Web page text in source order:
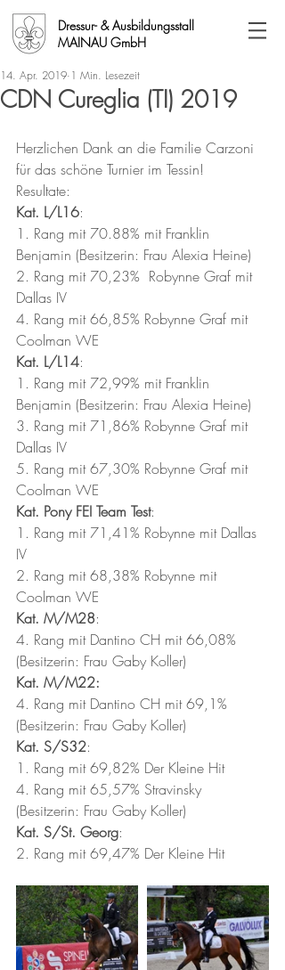
Dressur- & Ausbildungsstall
MAINAU GmbH
CDN Cureglia (TI) 2019
14. Apr. 2019 1 Min. Lesezeit
Herzlichen Dank an die Familie Carzoni
für das schöne Turnier im Tessin!
Resultate:
Kat. L/L16:
1. Rang mit 70.88% mit Franklin
Benjamin (Besitzerin: Frau Alexia Heine)
2. Rang mit 70,23%  Robynne Graf mit
Dallas IV
4. Rang mit 66,85% Robynne Graf mit
Coolman WE
Kat. L/L14:
1. Rang mit 72,99% mit Franklin
Benjamin (Besitzerin: Frau Alexia Heine)
3. Rang mit 71,86% Robynne Graf mit
Dallas IV
5. Rang mit 67,30% Robynne Graf mit
Coolman WE
Kat. Pony FEI Team Test:
1. Rang mit 71,41% Robynne mit Dallas
IV
2. Rang mit 68,38% Robynne mit
Coolman WE
Kat. M/M28:
4. Rang mit Dantino CH mit 66,08%
(Besitzerin: Frau Gaby Koller)
Kat. M/M22:
4. Rang mit Dantino CH mit 69,1%
(Besitzerin: Frau Gaby Koller)
Kat. S/S32:
1. Rang mit 69,82% Der Kleine Hit
4. Rang mit 65,57% Stravinsky
(Besitzerin: Frau Gaby Koller)
Kat. S/St. Georg:
2. Rang mit 69,47% Der Kleine Hit